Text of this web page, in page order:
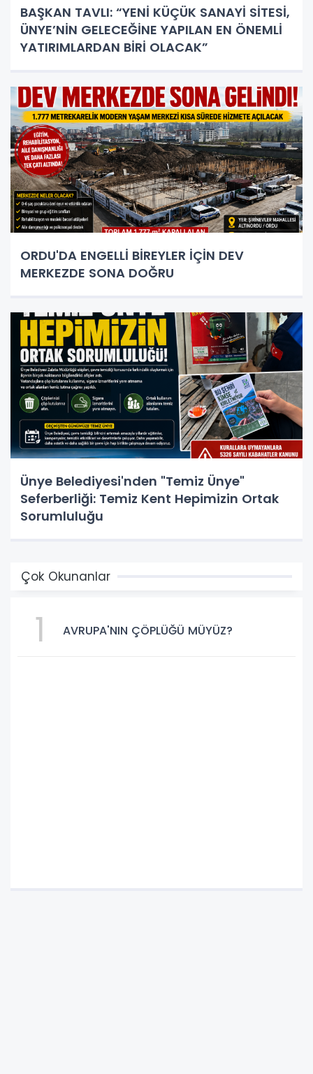
BAŞKAN TAVLI: “YENİ KÜÇÜK SANAYİ SİTESİ,
ÜNYE’NİN GELECEĞİNE YAPILAN EN ÖNEMLİ
YATIRIMLARDAN BİRİ OLACAK”
ORDU'DA ENGELLİ BİREYLER İÇİN DEV
MERKEZDE SONA DOĞRU
Ünye Belediyesi'nden "Temiz Ünye"
Seferberliği: Temiz Kent Hepimizin Ortak
Sorumluluğu
Çok Okunanlar
1 AVRUPA'NIN ÇÖPLÜĞÜ MÜYÜZ?